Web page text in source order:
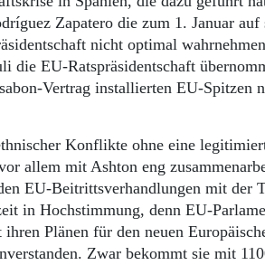
Wer wir sind
Aktuelle Ausgabe
Abonnenten-Login
werden
Abo Prämien
Archiv
Mediadaten
Brandenburg
Schlesien
und Westpreußen
Bücher
Zapatero die zum 1. Januar
nicht optimal
die EU-Ratspräsidentschaft
Vertrag installierten EU-Spitzen
Konflikte ohne eine
allem mit Ashton eng
EU-Beitrittsverhandlungen mit der
in Hochstimmung, denn EU-
Plänen für den neuen
Zwar bekommt sie mit